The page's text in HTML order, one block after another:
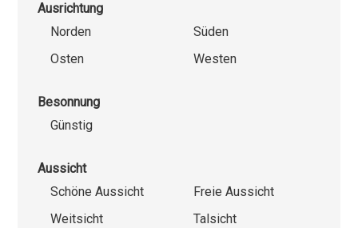
Ausrichtung
Norden
Süden
Osten
Westen
Besonnung
Günstig
Aussicht
Schöne Aussicht
Freie Aussicht
Weitsicht
Talsicht